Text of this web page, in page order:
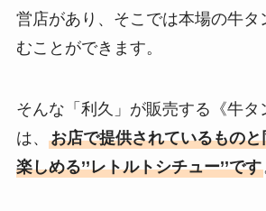
営店があり、そこでは本場の牛タ
むことができます。
そんな「利久」が販売する《牛タ
は、 お店で提供されているもの
楽しめる’’レトルトシチュー’’です